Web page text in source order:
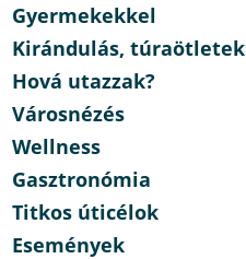
Gyermekekkel
Kirándulás, túraötletek
Hová utazzak?
Városnézés
Wellness
Gasztronómia
Titkos úticélok
Események